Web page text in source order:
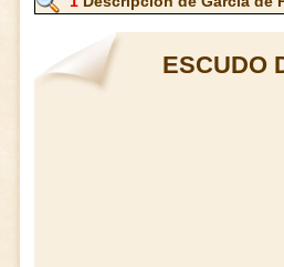
ESCUDO